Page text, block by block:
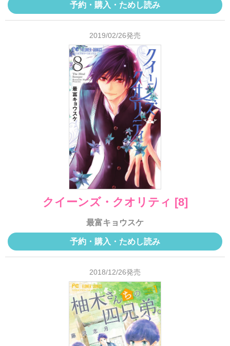
予約・購入・ためし読み
2019/02/26発売
クイーンズ・クオリティ [8]
最富キョウスケ
予約・購入・ためし読み
2018/12/26発売